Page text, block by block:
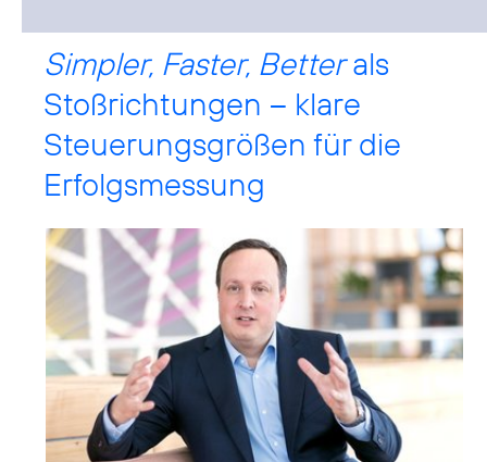
Simpler, Faster, Betterals
Stoßrichtungen – klare
Steuerungsgrößen für die
Erfolgsmessung